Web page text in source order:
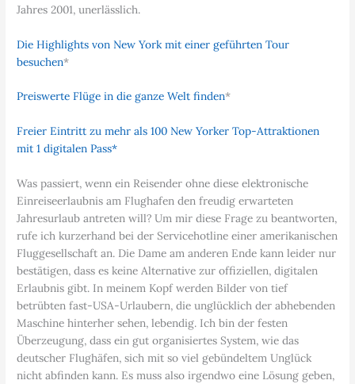
Jahres 2001, unerlässlich.
Die Highlights von New York mit einer geführten Tour
besuchen*
Preiswerte Flüge in die ganze Welt finden*
Freier Eintritt zu mehr als 100 New Yorker Top-Attraktionen
mit 1 digitalen Pass*
Was passiert, wenn ein Reisender ohne diese elektronische
Einreiseerlaubnis am Flughafen den freudig erwarteten
Jahresurlaub antreten will? Um mir diese Frage zu beantworten,
rufe ich kurzerhand bei der Servicehotline einer amerikanischen
Fluggesellschaft an. Die Dame am anderen Ende kann leider nur
bestätigen, dass es keine Alternative zur offiziellen, digitalen
Erlaubnis gibt. In meinem Kopf werden Bilder von tief
betrübten fast-USA-Urlaubern, die unglücklich der abhebenden
Maschine hinterher sehen, lebendig. Ich bin der festen
Überzeugung, dass ein gut organisiertes System, wie das
deutscher Flughäfen, sich mit so viel gebündeltem Unglück
nicht abfinden kann. Es muss also irgendwo eine Lösung geben,